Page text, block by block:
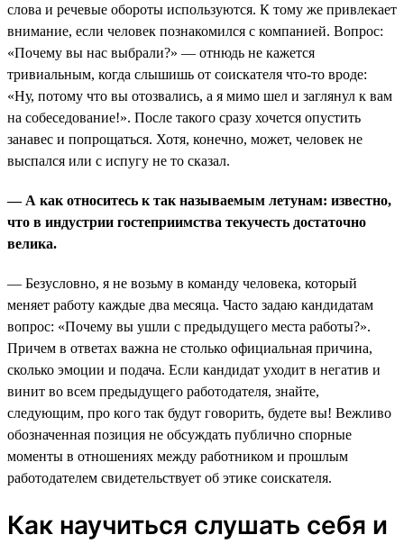
слова и речевые обороты используются. К тому же привлекает
внимание, если человек познакомился с компанией. Вопрос:
«Почему вы нас выбрали?» — отнюдь не кажется
тривиальным, когда слышишь от соискателя что-то вроде:
«Ну, потому что вы отозвались, а я мимо шел и заглянул к вам
на собеседование!». После такого сразу хочется опустить
занавес и попрощаться. Хотя, конечно, может, человек не
выспался или с испугу не то сказал.
— А как относитесь к так называемым летунам: известно,
что в индустрии гостеприимства текучесть достаточно
велика.
— Безусловно, я не возьму в команду человека, который
меняет работу каждые два месяца. Часто задаю кандидатам
вопрос: «Почему вы ушли с предыдущего места работы?».
Причем в ответах важна не столько официальная причина,
сколько эмоции и подача. Если кандидат уходит в негатив и
винит во всем предыдущего работодателя, знайте,
следующим, про кого так будут говорить, будете вы! Вежливо
обозначенная позиция не обсуждать публично спорные
моменты в отношениях между работником и прошлым
работодателем свидетельствует об этике соискателя.
Как научиться слушать себя и